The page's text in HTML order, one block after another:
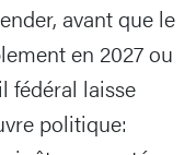
avant que le
en 2027 ou
fédéral laisse
politique: